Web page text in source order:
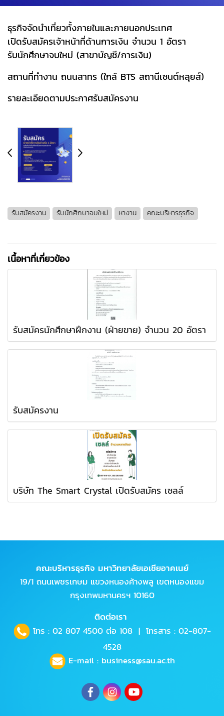
ธุรกิจจัดนำเที่ยวทั้งภายในและภายนอกประเทศ
เปิดรับสมัครเจ้าหน้าที่ด้านการเงิน จำนวน 1 อัตรา
รับนักศึกษาจบใหม่ (สาขาบัญชี/การเงิน)
สถานที่ทำงาน ถนนสาทร (ใกล้ BTS สถานีเซนต์หลุยส์)
รายละเอียดตามประกาศรับสมัครงาน
รับสมัครงาน รับนักศึกษาจบใหม่ หางาน คณะบริหารธุรกิจ
เนื้อหาที่เกี่ยวข้อง
รับสมัครนักศึกษาฝึกงาน (ฝ่ายขาย) จำนวน 20 อัตรา
รับสมัครงาน
บริษัท The Smart Crystal เปิดรับสมัคร เซลล์
คณะบริหารธุรกิจ มหาวิทยาลัยเอเชียอาคเนย์
19/1 ถนนเพชรเกษม แขวงหนองค้างพลู เขตหนองแขม
กรุงเทพมหานครฯ 10160
ติดต่อเรา
โทร : 02 807 4500ต่อ 108 | โทรสาร : 02-807-
4528
E-mail : business@sau.ac.th